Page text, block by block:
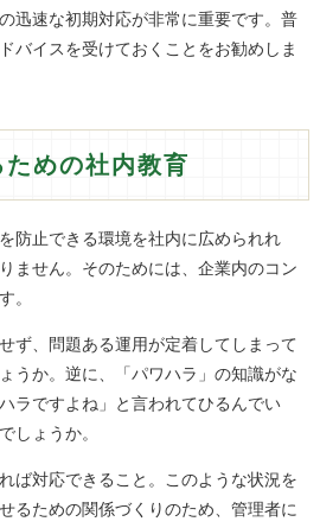
迅速な初期対応が非常に重要です。普
バイスを受けておくことをお勧めしま
めの社内教育
防止できる環境を社内に広められれ
ません。そのためには、企業内のコン
。
ず、問題ある運用が定着してしまって
うか。逆に、「パワハラ」の知識がな
ラですよね」と言われてひるんでい
しょうか。
ば対応できること。このような状況を
るための関係づくりのため、管理者に